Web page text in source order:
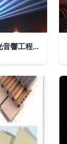
1.2億打造的《印象洞庭》震撼上演 燈光音響工程的幕后解密